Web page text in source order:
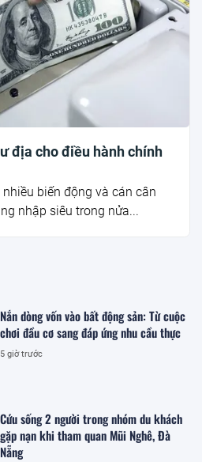
địa cho điều hành chính
biến động và cán cân
nhập siêu trong nửa...
Nắn dòng vốn vào bất động sản: Từ cuộc
chơi đầu cơ sang đáp ứng nhu cầu thực
5 giờ trước
Cứu sống 2 người trong nhóm du khách
gặp nạn khi tham quan Mũi Nghê, Đà
Nẵng